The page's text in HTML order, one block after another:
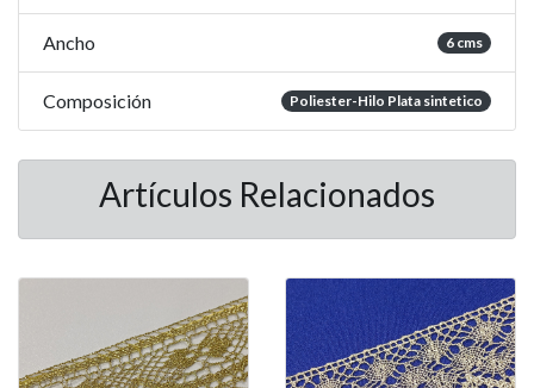
Ancho 6 cms
Composición Poliester-Hilo Plata sintetico
Artículos Relacionados